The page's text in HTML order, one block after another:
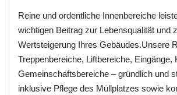
Reine und ordentliche Innenbereiche
wichtigen Beitrag zur Lebensqualität und
Wertsteigerung Ihres Gebäudes.Unsere
Treppenbereiche, Liftbereiche, Eingänge,
Gemeinschaftsbereiche – gründlich und
inklusive Pflege des Müllplatzes sowie